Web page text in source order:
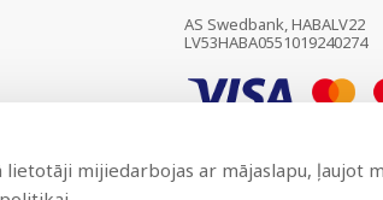
AS Swedbank, HABALV22
LV53HABA0551019240274
mijiedarbojas ar mājaslapu, ļaujot